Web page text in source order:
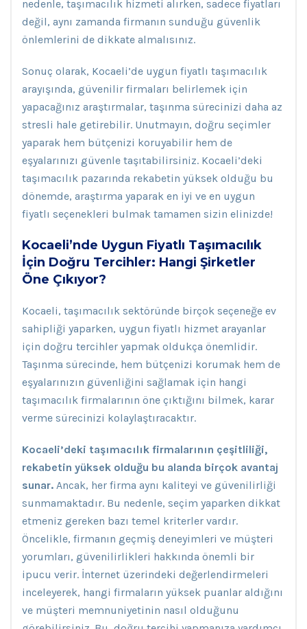
nedenle, taşımacılık hizmeti alırken, sadece fiyatları
değil, aynı zamanda firmanın sunduğu güvenlik
önlemlerini de dikkate almalısınız.
Sonuç olarak, Kocaeli’de uygun fiyatlı taşımacılık
arayışında, güvenilir firmaları belirlemek için
yapacağınız araştırmalar, taşınma sürecinizi daha az
stresli hale getirebilir. Unutmayın, doğru seçimler
yaparak hem bütçenizi koruyabilir hem de
eşyalarınızı güvenle taşıtabilirsiniz. Kocaeli’deki
taşımacılık pazarında rekabetin yüksek olduğu bu
dönemde, araştırma yaparak en iyi ve en uygun
fiyatlı seçenekleri bulmak tamamen sizin elinizde!
Kocaeli’nde Uygun Fiyatlı Taşımacılık
İçin Doğru Tercihler: Hangi Şirketler
Öne Çıkıyor?
Kocaeli, taşımacılık sektöründe birçok seçeneğe ev
sahipliği yaparken, uygun fiyatlı hizmet arayanlar
için doğru tercihler yapmak oldukça önemlidir.
Taşınma sürecinde, hem bütçenizi korumak hem de
eşyalarınızın güvenliğini sağlamak için hangi
taşımacılık firmalarının öne çıktığını bilmek, karar
verme sürecinizi kolaylaştıracaktır.
Kocaeli’deki taşımacılık firmalarının çeşitliliği,
rekabetin yüksek olduğu bu alanda birçok avantaj
sunar. Ancak, her firma aynı kaliteyi ve güvenilirliği
sunmamaktadır. Bu nedenle, seçim yaparken dikkat
etmeniz gereken bazı temel kriterler vardır.
Öncelikle, firmanın geçmiş deneyimleri ve müşteri
yorumları, güvenilirlikleri hakkında önemli bir
ipucu verir. İnternet üzerindeki değerlendirmeleri
inceleyerek, hangi firmaların yüksek puanlar aldığını
ve müşteri memnuniyetinin nasıl olduğunu